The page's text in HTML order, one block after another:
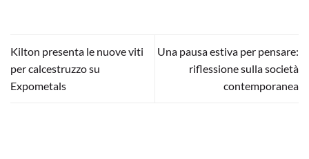
Kilton presenta le nuove viti
per calcestruzzo su
Expometals
Una pausa estiva per pensare:
riflessione sulla società
contemporanea